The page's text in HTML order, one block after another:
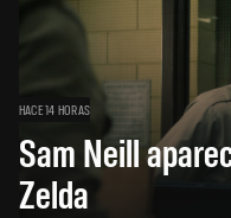
HACE 14 HORAS
Sam Neill
Zelda